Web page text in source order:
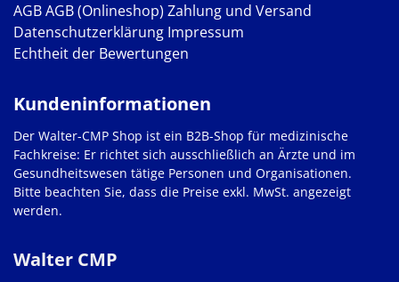
AGBAGB (Onlineshop) Zahlung und Versand
Datenschutzerklärung Impressum
Echtheit der Bewertungen
Walter CMP
Kundeninformationen
Der Walter-CMP Shop ist ein B2B-Shop für medizinische
Fachkreise: Er richtet sich ausschließlich an Ärzte und im
Gesundheitswesen tätige Personen und Organisationen.
Bitte beachten Sie, dass die Preise exkl. MwSt. angezeigt
werden.